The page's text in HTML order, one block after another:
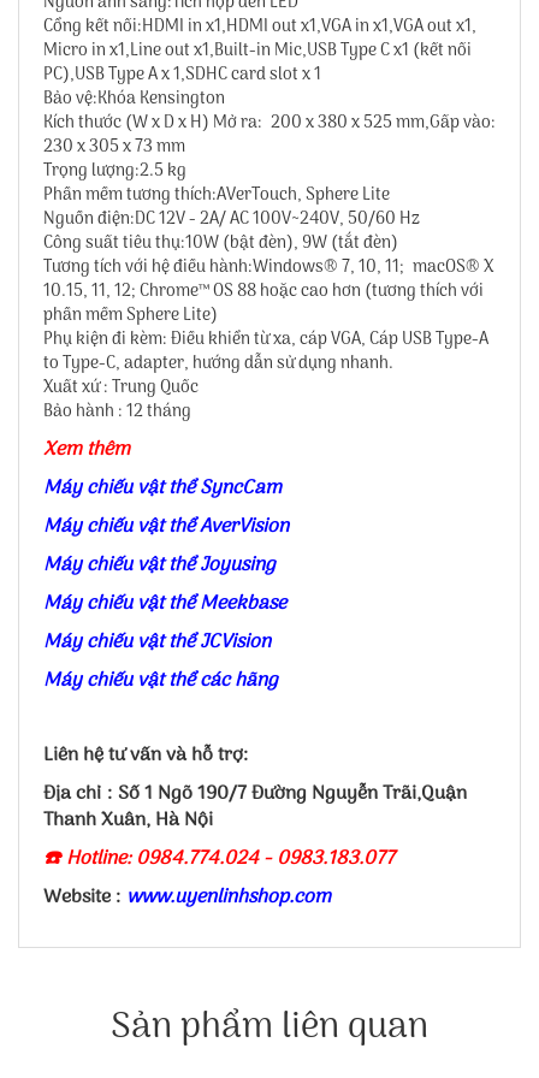
Cổng kết nối:HDMI in x1,HDMI out x1,VGA in x1,VGA out x1,
Micro in x1,Line out x1,Built-in Mic,USB Type C x1 (kết nối
PC),USB Type A x 1,SDHC card slot x 1
Bảo vệ:Khóa Kensington
Kích thước (W x D x H) Mở ra: 200 x 380 x 525 mm,Gấp vào:
230 x 305 x 73 mm
Trọng lượng:2.5 kg
Phần mềm tương thích:AVerTouch, Sphere Lite
Nguồn điện:DC 12V - 2A/ AC 100V~240V, 50/60 Hz
Công suất tiêu thụ:10W (bật đèn), 9W (tắt đèn)
Tương tích với hệ điều hành:Windows® 7, 10, 11; macOS® X
10.15, 11, 12; Chrome™ OS 88 hoặc cao hơn (tương thích với
phần mềm Sphere Lite)
Phụ kiện đi kèm: Điều khiển từ xa, cáp VGA, Cáp USB Type-A
to Type-C, adapter, hướng dẫn sử dụng nhanh.
Xuất xứ : Trung Quốc
Bảo hành : 12 tháng
Xem thêm
Máy chiếu vật thể SyncCam
Máy chiếu vật thể AverVision
Máy chiếu vật thể Joyusing
Máy chiếu vật thể Meekbase
Máy chiếu vật thể JCVision
Máy chiếu vật thể các hãng
Liên hệ tư vấn và hỗ trợ:
Địa chỉ : Số 1 Ngõ 190/7 Đường Nguyễn Trãi,Quận
Thanh Xuân, Hà Nội
☎️ Hotline: 0984.774.024 - 0983.183.077
Website : www.uyenlinhshop.com
Sản phẩm liên quan